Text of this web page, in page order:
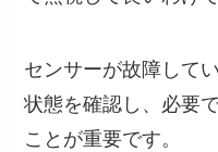
センサーが故障して
状態を確認し、必要
ことが重要です。